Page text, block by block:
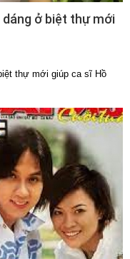
dáng ở biệt thự mới
thự mới giúp ca sĩ Hồ